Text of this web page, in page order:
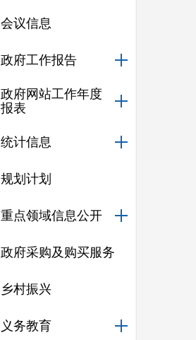
会议信息
政府工作报告
政府网站工作年度
报表
统计信息
规划计划
重点领域信息公开
政府采购及购买服务
乡村振兴
义务教育